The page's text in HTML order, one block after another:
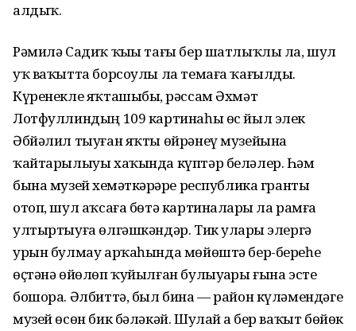
алдыҡ.
Рәмилә Садиҡ ҡыҙы тағы бер шатлыҡлы ла, шул
уҡ ваҡытта борсоулы ла темаға ҡағылды.
Күренекле яҡташыбыҙ, рәссам Әхмәт
Лотфуллиндың 109 картинаһы өс йыл элек
Әбйәлил тыуған яҡты өйрәнеү музейына
ҡайтарылыуы хаҡында күптәр беләлер. Һәм
бына музей хеҙмәткәрҙәре республика гранты
отоп, шул аҡсаға бөтә картиналарҙы ла рамға
ултыртыуға өлгәшкәндәр. Тик уларҙы элергә
урын булмау арҡаһында мөйөштә бер-береһе
өҫтәнә өйөлөп ҡуйылған булыуҙары ғына эсте
бошора. Әлбиттә, был бина — район күләмендәге
музей өсөн бик бәләкәй. Шулай ҙа бер ваҡыт бөйөк